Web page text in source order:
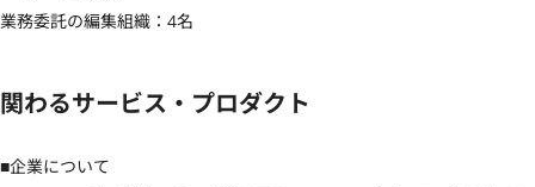
業務委託の編集組織：4名
関わるサービス・プロダクト
■企業について